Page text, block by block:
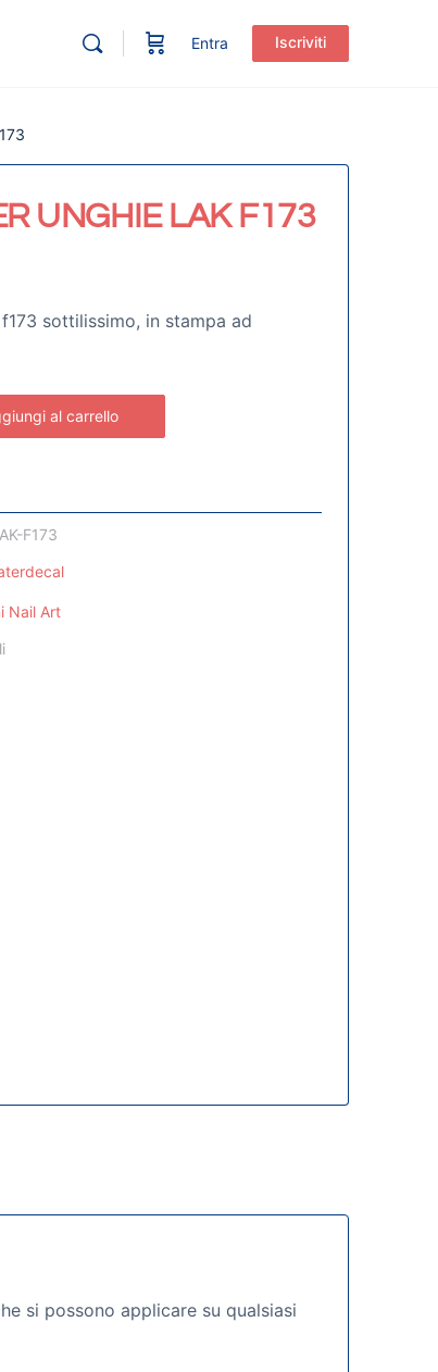
Entra Iscriviti
UNGHIE LAK F173
sottilissimo, in stampa ad
al carrello
F173
Nail Art
si possono applicare su qualsiasi